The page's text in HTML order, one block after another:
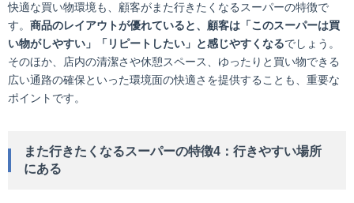
快適な買い物環境も、顧客がまた行きたくなるスーパーの特徴で
す。 商品のレイアウトが優れていると、顧客は「このスーパーは買
い物がしやすい」「リピートしたい」と感じやすくなるでしょう。
そのほか、店内の清潔さや休憩スペース、ゆったりと買い物できる
広い通路の確保といった環境面の快適さを提供することも、重要な
ポイントです。
また行きたくなるスーパーの特徴4：行きやすい場所
にある